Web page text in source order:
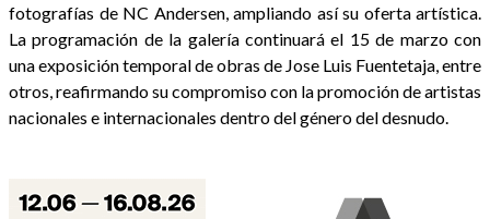
fotografías de NC Andersen, ampliando así su oferta artística.
La programación de la galería continuará el 15 de marzo con
una exposición temporal de obras de Jose Luis Fuentetaja, entre
otros, reafirmando su compromiso con la promoción de artistas
nacionales e internacionales dentro del género del desnudo.